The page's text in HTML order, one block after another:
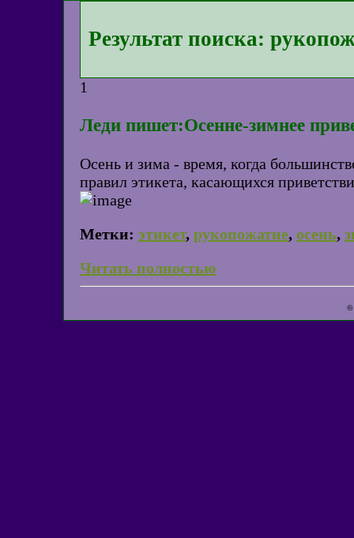
Результат поиска:
1
Леди пишет:Осенне-зимнее
Осень и зима - время, когда
правил этикета, касающихся
Метки: этикет, рукопожатие, осень,
Читать полностью
©